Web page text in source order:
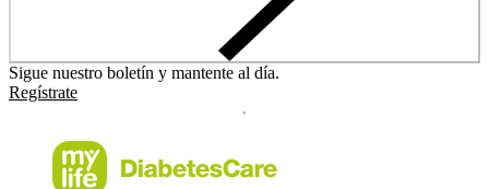
Sigue nuestro boletín y mantente al día.
Regístrate